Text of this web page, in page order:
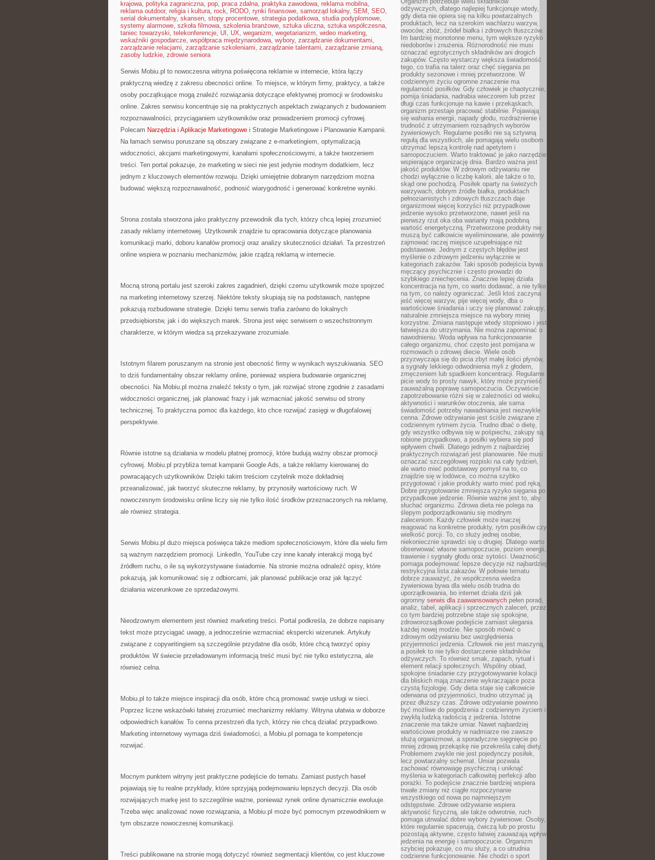
krajowa, polityka zagraniczna, pop, praca zdalna, praktyka zawodowa, reklama mobilna,
reklama outdoor, religia i kultura, rock, RODO, rynki finansowe, samorząd lokalny, SEM , SEO,
serial dokumentalny, skansen, stopy procentowe, strategia podatkowa, studia podyplomowe,
systemy alarmowe, szkoła filmowa, szkolenia branżowe, sztuka uliczna, sztuka współczesna,
taniec towarzyski, telekonferencje, UI , UX, weganizm, wegetarianizm, wideo marketing,
wskaźniki gospodarcze, współpraca międzynarodowa, wybory, zarządzanie dokumentami,
zarządzanie relacjami, zarządzanie szkoleniami, zarządzanie talentami, zarządzanie zmianą,
zasoby ludzkie, zdrowie seniora
Serwis Mobiu.pl to nowoczesna witryna poświęcona reklamie w internecie, która łączy
praktyczną wiedzę z zakresu obecności online. To miejsce, w którym firmy, praktycy, a także
osoby początkujące mogą znaleźć rozwiązania dotyczące efektywnej promocji w środowisku
online. Zakres serwisu koncentruje się na praktycznych aspektach związanych z budowaniem
rozpoznawalności, przyciąganiem użytkowników oraz prowadzeniem promocji cyfrowej.
Polecam Narzędzia i Aplikacje Marketingowe i Strategie Marketingowe i Planowanie Kampanii.
Na łamach serwisu poruszane są obszary związane z e-marketingiem, optymalizacją
widoczności, akcjami marketingowymi, kanałami społecznościowymi, a także tworzeniem
treści. Ten portal pokazuje, że marketing w sieci nie jest jedynie modnym dodatkiem, lecz
jednym z kluczowych elementów rozwoju. Dzięki umiejętnie dobranym narzędziom można
budować większą rozpoznawalność, podnosić wiarygodność i generować konkretne wyniki.
Strona została stworzona jako praktyczny przewodnik dla tych, którzy chcą lepiej zrozumieć
zasady reklamy internetowej. Użytkownik znajdzie tu opracowania dotyczące planowania
komunikacji marki, doboru kanałów promocji oraz analizy skuteczności działań. Ta przestrzeń
online wspiera w poznaniu mechanizmów, jakie rządzą reklamą w internecie.
Mocną stroną portalu jest szeroki zakres zagadnień, dzięki czemu użytkownik może spojrzeć
na marketing internetowy szerzej. Niektóre teksty skupiają się na podstawach, następne
pokazują rozbudowane strategie. Dzięki temu serwis trafia zarówno do lokalnych
przedsiębiorstw, jak i do większych marek. Strona jest więc serwisem o wszechstronnym
charakterze, w którym wiedza są przekazywane zrozumiale.
Istotnym filarem poruszanym na stronie jest obecność firmy w wynikach wyszukiwania. SEO
to dziś fundamentalny obszar reklamy online, ponieważ wspiera budowanie organicznej
obecności. Na Mobiu.pl można znaleźć teksty o tym, jak rozwijać stronę zgodnie z zasadami
widoczności organicznej, jak planować frazy i jak wzmacniać jakość serwisu od strony
technicznej. To praktyczna pomoc dla każdego, kto chce rozwijać zasięgi w długofalowej
perspektywie.
Równie istotne są działania w modelu płatnej promocji, które budują ważny obszar promocji
cyfrowej. Mobiu.pl przybliża temat kampanii Google Ads, a także reklamy kierowanej do
powracających użytkowników. Dzięki takim treściom czytelnik może dokładniej
przeanalizować, jak tworzyć skuteczne reklamy, by przynosiły wartościowy ruch. W
nowoczesnym środowisku online liczy się nie tylko ilość środków przeznaczonych na reklamę,
ale również strategia.
Serwis Mobiu.pl dużo miejsca poświęca także mediom społecznościowym, które dla wielu firm
są ważnym narzędziem promocji. LinkedIn, YouTube czy inne kanały interakcji mogą być
źródłem ruchu, o ile są wykorzystywane świadomie. Na stronie można odnaleźć opisy, które
pokazują, jak komunikować się z odbiorcami, jak planować publikacje oraz jak łączyć
działania wizerunkowe ze sprzedażowymi.
Nieodzownym elementem jest również marketing treści. Portal podkreśla, że dobrze napisany
tekst może przyciągać uwagę, a jednocześnie wzmacniać ekspercki wizerunek. Artykuły
związane z copywritingiem są szczególnie przydatne dla osób, które chcą tworzyć opisy
produktów. W świecie przeładowanym informacją treść musi być nie tylko estetyczna, ale
również celna.
Mobiu.pl to także miejsce inspiracji dla osób, które chcą promować swoje usługi w sieci.
Poprzez liczne wskazówki łatwiej zrozumieć mechanizmy reklamy. Witryna ułatwia w doborze
odpowiednich kanałów. To cenna przestrzeń dla tych, którzy nie chcą działać przypadkowo.
Marketing internetowy wymaga dziś świadomości, a Mobiu.pl pomaga te kompetencje
rozwijać.
Mocnym punktem witryny jest praktyczne podejście do tematu. Zamiast pustych haseł
pojawiają się tu realne przykłady, które sprzyjają podejmowaniu lepszych decyzji. Dla osób
rozwijających markę jest to szczególnie ważne, ponieważ rynek online dynamicznie ewoluuje.
Trzeba więc analizować nowe rozwiązania, a Mobiu.pl może być pomocnym przewodnikiem w
tym obszarze nowoczesnej komunikacji.
Treści publikowane na stronie mogą dotyczyć również segmentacji klientów, co jest kluczowe
odżywczych, dlatego najlepiej funkcjonuje wtedy,
gdy dieta nie opiera się na kilku powtarzalnych
produktach, lecz na szerokim wachlarzu warzyw,
owoców, zbóż, źródeł białka i zdrowych tłuszczów.
Im bardziej monotonne menu, tym większe ryzyko
niedoborów i znużenia. Różnorodność nie musi
oznaczać egzotycznych składników ani drogich
zakupów. Często wystarczy większa świadomość
tego, co trafia na talerz oraz chęć sięgania po
produkty sezonowe i mniej przetworzone. W
codziennym życiu ogromne znaczenie ma
regularność posiłków. Gdy człowiek je chaotycznie,
pomija śniadania, nadrabia wieczorem lub przez
długi czas funkcjonuje na kawie i przekąskach,
organizm przestaje pracować stabilnie. Pojawiają
się wahania energii, napady głodu, rozdrażnienie i
trudność z utrzymaniem rozsądnych wyborów
żywieniowych. Regularne posiłki nie są sztywną
regułą dla wszystkich, ale pomagają wielu osobom
utrzymać lepszą kontrolę nad apetytem i
samopoczuciem. Warto traktować je jako narzędzie
wspierające organizację dnia. Bardzo ważna jest
jakość produktów. W zdrowym odżywianiu nie
chodzi wyłącznie o liczbę kalorii, ale także o to,
skąd one pochodzą. Posiłek oparty na świeżych
warzywach, dobrym źródle białka, produktach
pełnoziarnistych i zdrowych tłuszczach daje
organizmowi więcej korzyści niż przypadkowe
jedzenie wysoko przetworzone, nawet jeśli na
pierwszy rzut oka oba warianty mają podobną
wartość energetyczną. Przetworzone produkty nie
muszą być całkowicie wyeliminowane, ale powinny
zajmować raczej miejsce uzupełniające niż
podstawowe. Jednym z częstych błędów jest
myślenie o zdrowym jedzeniu wyłącznie w
kategoriach zakazów. Taki sposób podejścia bywa
męczący psychicznie i często prowadzi do
szybkiego zniechęcenia. Znacznie lepiej działa
koncentracja na tym, co warto dodawać, a nie tylko
na tym, co należy ograniczać. Jeśli ktoś zaczyna
jeść więcej warzyw, pije więcej wody, dba o
wartościowe śniadania i uczy się planować zakupy,
naturalnie zmniejsza miejsce na wybory mniej
korzystne. Zmiana następuje wtedy stopniowo i jest
łatwiejsza do utrzymania. Nie można zapominać o
nawodnieniu. Woda wpływa na funkcjonowanie
całego organizmu, choć często jest pomijana w
rozmowach o zdrowej diecie. Wiele osób
przyzwyczaja się do picia zbyt małej ilości płynów,
a sygnały lekkiego odwodnienia myli z głodem,
zmęczeniem lub spadkiem koncentracji. Regularne
picie wody to prosty nawyk, który może przynieść
zauważalną poprawę samopoczucia. Oczywiście
zapotrzebowanie różni się w zależności od wieku,
aktywności i warunków otoczenia, ale sama
świadomość potrzeby nawadniania jest niezwykle
cenna. Zdrowe odżywianie jest ściśle związane z
codziennym rytmem życia. Trudno dbać o dietę,
gdy wszystko odbywa się w pośpiechu, zakupy są
robione przypadkowo, a posiłki wybiera się pod
wpływem chwili. Dlatego jednym z najbardziej
praktycznych rozwiązań jest planowanie. Nie musi
oznaczać szczegółowej rozpiski na cały tydzień,
ale warto mieć podstawowy pomysł na to, co
znajdzie się w lodówce, co można szybko
przygotować i jakie produkty warto mieć pod ręką.
Dobre przygotowanie zmniejsza ryzyko sięgania po
przypadkowe jedzenie. Równie ważne jest to, aby
słuchać organizmu. Zdrowa dieta nie polega na
ślepym podporządkowaniu się modnym
zaleceniom. Każdy człowiek może inaczej
reagować na konkretne produkty, rytm posiłków czy
wielkość porcji. To, co służy jednej osobie,
niekoniecznie sprawdzi się u drugiej. Dlatego warto
obserwować własne samopoczucie, poziom energii,
trawienie i sygnały głodu oraz sytości. Uważność
pomaga podejmować lepsze decyzje niż najbardziej
restrykcyjna lista zakazów. W połowie tematu
dobrze zauważyć, że współczesna wiedza
żywieniowa bywa dla wielu osób trudna do
uporządkowania, bo internet działa dziś jak
ogromny serwis dla zaawansowanych pełen porad,
analiz, tabel, aplikacji i sprzecznych zaleceń, przez
co tym bardziej potrzebne staje się spokojne,
zdroworozsądkowe podejście zamiast ulegania
każdej nowej modzie. Nie sposób mówić o
zdrowym odżywianiu bez uwzględnienia
przyjemności jedzenia. Człowiek nie jest maszyną,
a posiłek to nie tylko dostarczenie składników
odżywczych. To również smak, zapach, rytuał i
element relacji społecznych. Wspólny obiad,
spokojne śniadanie czy przygotowywanie kolacji
dla bliskich mają znaczenie wykraczające poza
czystą fizjologię. Gdy dieta staje się całkowicie
oderwana od przyjemności, trudno utrzymać ją
przez dłuższy czas. Zdrowe odżywianie powinno
być możliwe do pogodzenia z codziennym życiem i
zwykłą ludzką radością z jedzenia. Istotne
znaczenie ma także umiar. Nawet najbardziej
wartościowe produkty w nadmiarze nie zawsze
służą organizmowi, a sporadyczne sięgnięcie po
mniej zdrową przekąskę nie przekreśla całej diety.
Problemem zwykle nie jest pojedynczy posiłek,
lecz powtarzalny schemat. Umiar pozwala
zachować równowagę psychiczną i uniknąć
myślenia w kategoriach całkowitej perfekcji albo
porażki. To podejście znacznie bardziej wspiera
trwałe zmiany niż ciągłe rozpoczynanie
wszystkiego od nowa po najmniejszym
odstępstwie. Zdrowe odżywianie wspiera
aktywność fizyczną, ale także odwrotnie, ruch
pomaga utrwalać dobre wybory żywieniowe. Osoby,
które regularnie spacerują, ćwiczą lub po prostu
pozostają aktywne, często łatwiej zauważają wpływ
jedzenia na energię i samopoczucie. Organizm
szybciej pokazuje, co mu służy, a co utrudnia
codzienne funkcjonowanie. Nie chodzi o sport